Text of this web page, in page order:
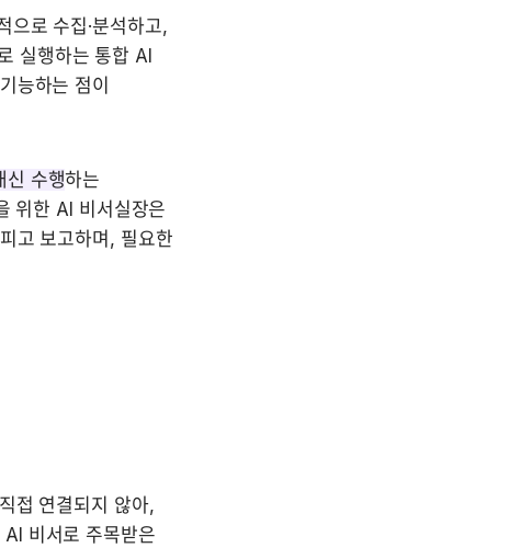
로 수집·분석하고,
실행하는 통합 AI
능하는 점이
신 수행하는
위한 AI 비서실장은
고 보고하며, 필요한
접 연결되지 않아,
비서로 주목받은